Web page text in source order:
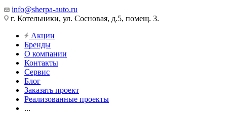
info@sherpa-auto.ru
г. Котельники, ул. Сосновая, д.5, помещ. 3.
Акции
Бренды
О компании
Контакты
Сервис
Блог
Заказать проект
Реализованные проекты
...